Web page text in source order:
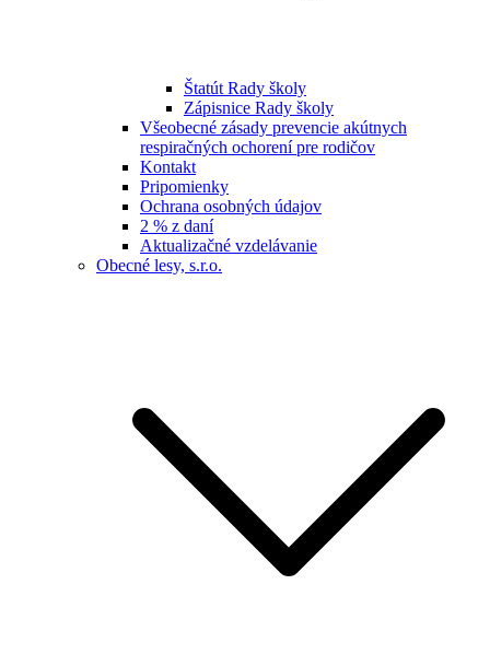
Štatút Rady školy
Zápisnice Rady školy
Všeobecné zásady prevencie akútnych
respiračných ochorení pre rodičov
Kontakt
Pripomienky
Ochrana osobných údajov
2 % z daní
Aktualizačné vzdelávanie
Obecné lesy, s.r.o.